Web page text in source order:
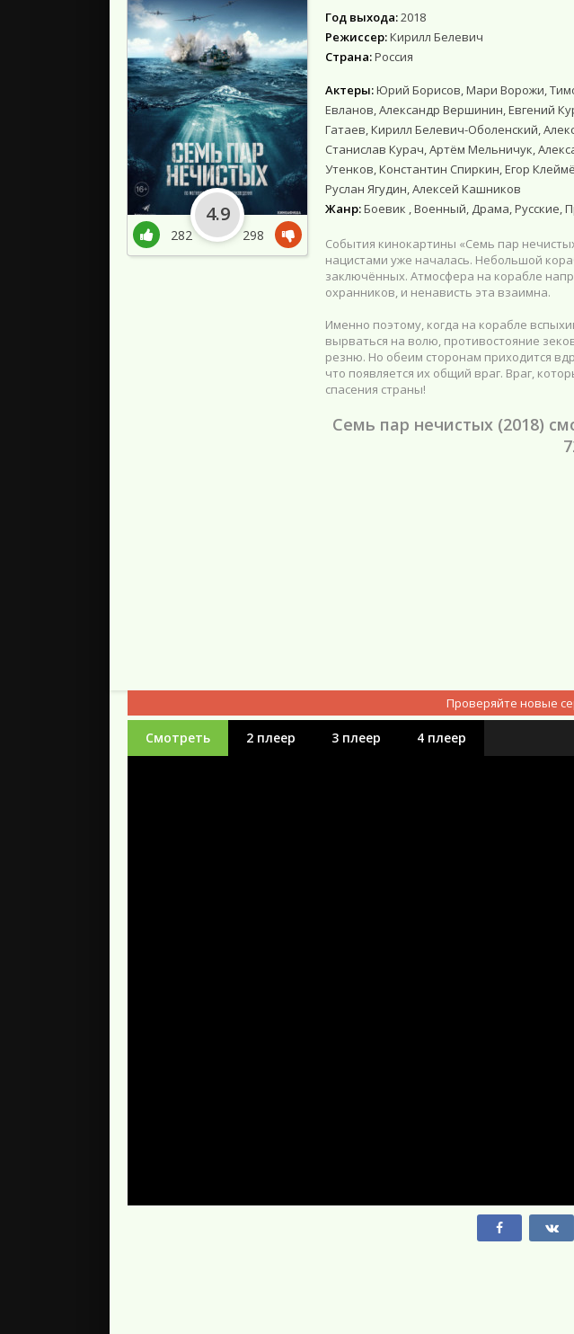
Год выхода:2018
Режиссер:Кирилл Белевич
Страна:Россия
Актеры:Юрий Борисов, Мари Ворожи,
Евланов, Александр Вершинин, Евгений
Гатаев, Кирилл Белевич-Оболенский,
Станислав Курач, Артём Мельничук,
Утенков, Константин Спиркин, Егор
Руслан Ягудин, Алексей Кашников
Жанр:Боевик , Военный, Драма, Русские,
События кинокартины «Семь пар
нацистами уже началась. Небольшой
заключённых. Атмосфера на корабле
охранников, и ненависть эта взаимна.
Именно поэтому, когда на корабле
вырваться на волю, противостояние
резню. Но обеим сторонам приходится
что появляется их общий враг. Враг,
спасения страны!
Семь пар нечистых (2018)
282
4.9
298
Проверяйте новые
Смотреть 2 плеер 3 плеер 4 плеер